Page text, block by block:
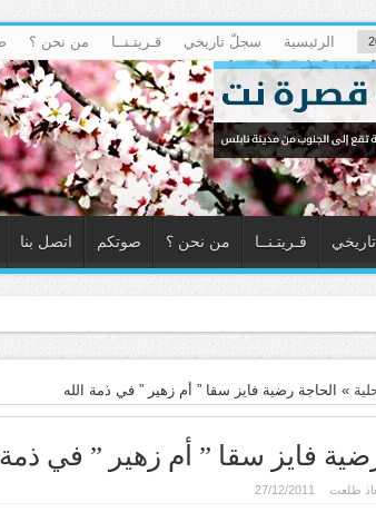
الرئيسية سجلّ تاريخي قـريتـنــا من نحن ؟
قـريتـنــا من نحن ؟ صوتكم اتصل بنا
» الحاجة رضية فايز سقا ” أم زهير ” في ذمة الله
فايز سقا ” أم زهير ” في ذمة
طلعت 27/12/2011